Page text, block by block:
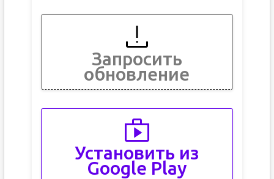
Запросить
обновление
Установить из
Google Play